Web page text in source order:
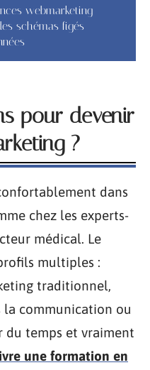
webmarketing
schémas figés
pour devenir
?
dans
chez les experts-
médical. Le
multiples :
traditionnel,
la communication ou
du temps et vraiment
une formation en